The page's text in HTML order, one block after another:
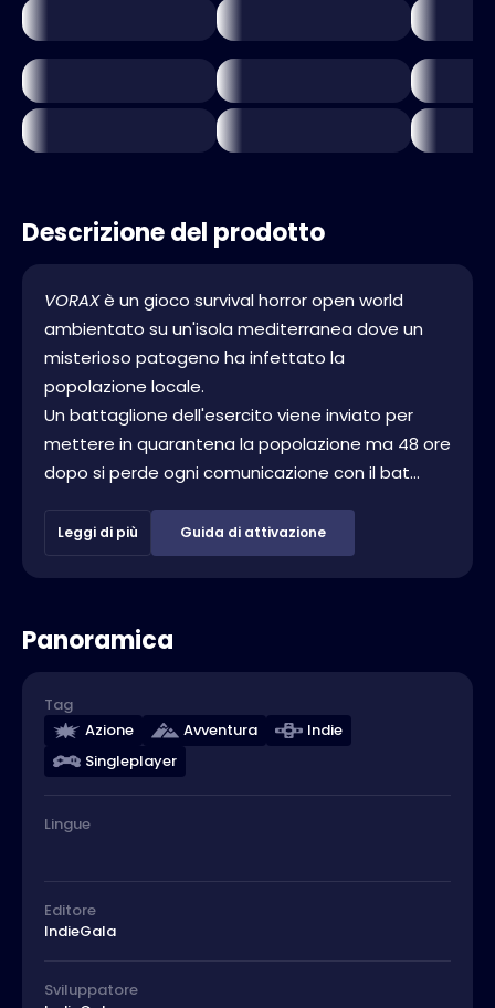
Descrizione del prodotto
VORAXè un gioco survival horror open world
ambientato su un'isola mediterranea dove un
misterioso patogeno ha infettato la
popolazione locale.
Un battaglione dell'esercito viene inviato per
mettere in quarantena la popolazione ma 48 ore
dopo si perde ogni comunicazione con il bat...
Leggi di più Guida di attivazione
Panoramica
Tag
Azione
Avventura
Indie
Singleplayer
Lingue
Editore
IndieGala
Sviluppatore